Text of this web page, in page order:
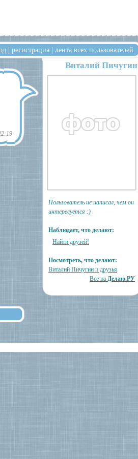
| регистрация | лента всех пользователей
Виталий Пичугин
Пользователь не написал, чем он
интересуется :)
Наблюдает, что делают:
Найти друзей!
Посмотреть, что делают:
Виталий Пичугин и друзья
Все на Делаю.РУ